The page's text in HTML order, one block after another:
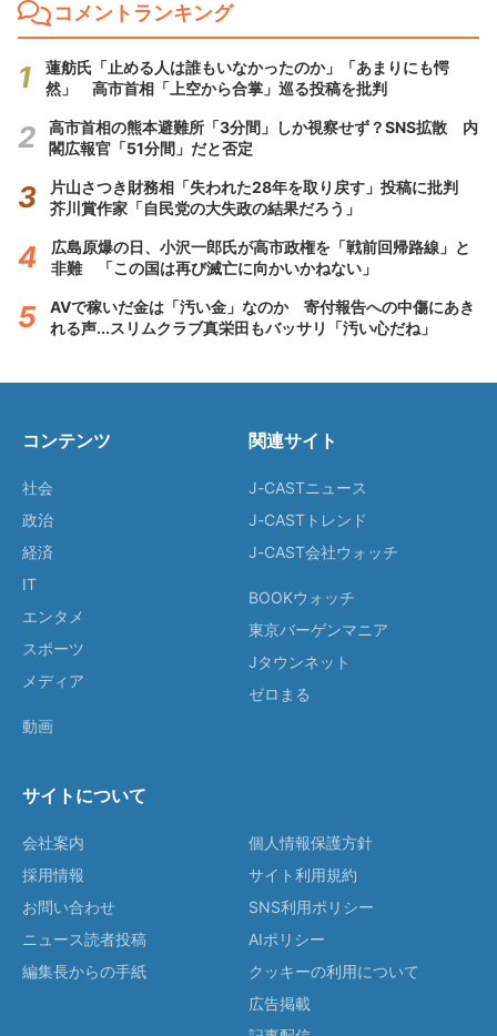
コメントランキング
蓮舫氏「止める人は誰もいなかったのか」「あまりにも愕
然」 高市首相「上空から合掌」巡る投稿を批判
高市首相の熊本避難所「3分間」しか視察せず？SNS拡散 内
閣広報官「51分間」だと否定
片山さつき財務相「失われた28年を取り戻す」投稿に批判
芥川賞作家「自民党の大失政の結果だろう」
広島原爆の日、小沢一郎氏が高市政権を「戦前回帰路線」と
非難 「この国は再び滅亡に向かいかねない」
AVで稼いだ金は「汚い金」なのか 寄付報告への中傷にあき
れる声...スリムクラブ真栄田もバッサリ「汚い心だね」
コンテンツ
社会
政治
経済
IT
エンタメ
スポーツ
メディア
動画
関連サイト
J-CASTニュース
J-CASTトレンド
J-CAST会社ウォッチ
BOOKウォッチ
東京バーゲンマニア
Jタウンネット
ゼロまる
サイトについて
会社案内
採用情報
お問い合わせ
ニュース読者投稿
編集長からの手紙
個人情報保護方針
サイト利用規約
SNS利用ポリシー
AIポリシー
クッキーの利用について
広告掲載